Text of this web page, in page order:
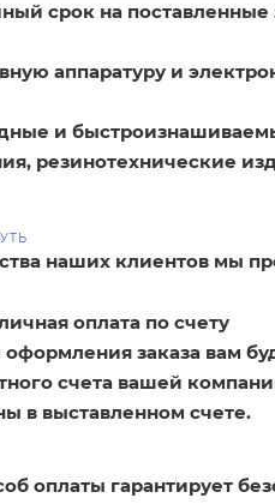
срок на поставленные
аппаратуру и
и
резинотехнические
наших клиентов мы
оплата по счету
оформления заказа вам
счета вашей
в выставленном счете.
оплаты гарантирует